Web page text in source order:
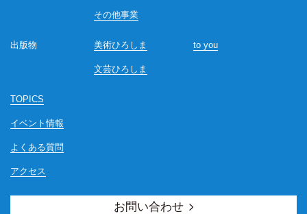
その他事業
出版物 美術ひろしま
文芸ひろしま
to you
TOPICS
イベント情報
よくある質問
アクセス
お問い合わせ